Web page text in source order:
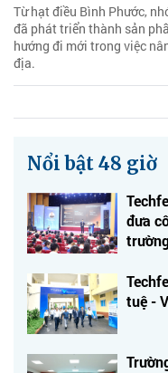
Từ hạt điều Bình Phước,
đã phát triển thành sản
hướng đi mới trong việc
địa.
Nổi bật 48 giờ
đưa
tuệ -